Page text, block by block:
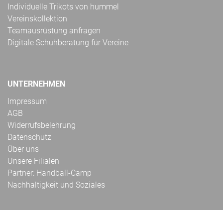
Individuelle Trikots von hummel
Vereinskollektion
Teamausrüstung anfragen
Digitale Schuhberatung für Vereine
UNTERNEHMEN
Impressum
AGB
Widerrufsbelehrung
Datenschutz
Über uns
Unsere Filialen
Partner: Handball-Camp
Nachhaltigkeit und Soziales